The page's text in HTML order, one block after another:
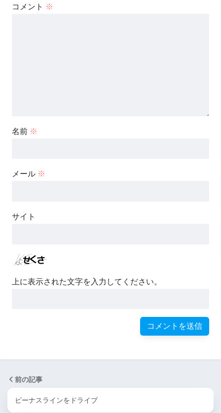
コメント ※
名前 ※
メール ※
サイト
上に表示された文字を入力してください。
前の記事
ビーナスラインをドライブ